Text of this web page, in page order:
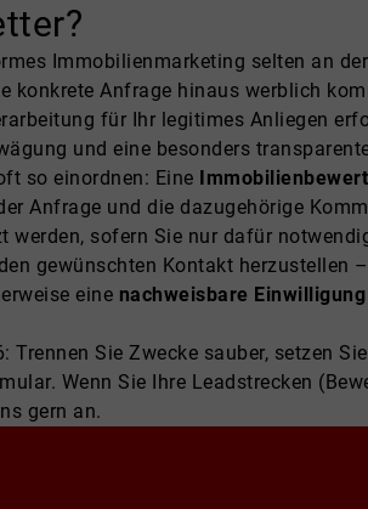
Immobilienmarketing selten an
konkrete Anfrage hinaus werblich
für Ihr legitimes Anliegen
und eine besonders
so einordnen: Eine
Anfrage und die dazugehörige
werden, sofern Sie nur dafür
gewünschten Kontakt
eine nachweisbare Einwilligung
Trennen Sie Zwecke sauber, setzen
Wenn Sie Ihre Leadstrecken
gern an.